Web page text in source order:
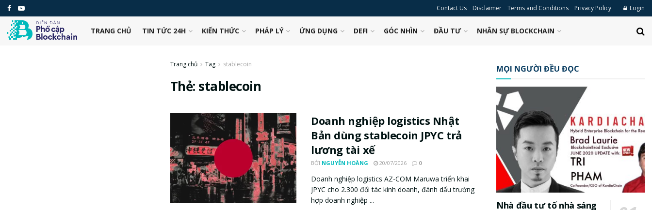
Contact Us Disclaimer Terms and Conditions Privacy Policy Login
TRANG CHỦ TIN TỨC 24H KIẾN THỨC PHÁP LÝ ỨNG DỤNG DEFI GÓC NHÌN ĐẦU TƯ NHÂN SỰ BLOCKCHAIN
Trang chủ Tag stablecoin
Thẻ: stablecoin
Doanh nghiệp logistics Nhật
Bản dùng stablecoin JPYC trả
lương tài xế
BỞI NGUYỄN HOÀNG 20/07/2026 0
Doanh nghiệp logistics AZ-COM Maruwa triển khai
JPYC cho 2.300 đối tác kinh doanh, đánh dấu trường
hợp doanh nghiệp ...
MỌI NGƯỜI ĐỀU ĐỌC
Nhà đầu tư tố nhà sáng